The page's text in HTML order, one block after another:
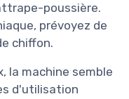
poussière.
prévoyez de
chiffon.
la machine semble
d'utilisation